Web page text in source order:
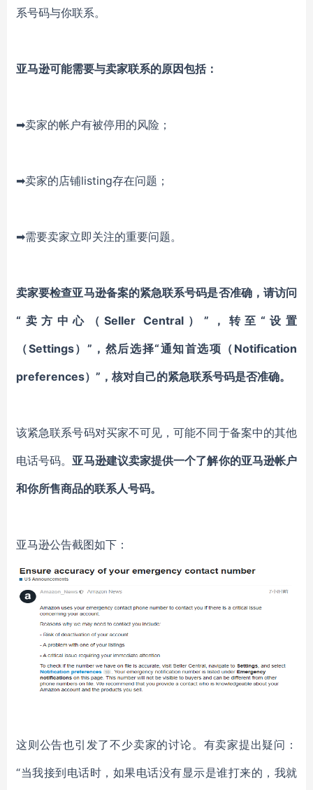
系号码与你联系。
亚马逊可能需要与卖家联系的原因包括：
➡卖家的帐户有被停用的风险；
➡卖家的店铺listing存在问题；
➡需要卖家立即关注的重要问题。
卖家要检查亚马逊备案的紧急联系号码是否准确，请访问
“卖方中心（Seller Central）”，转至“设置
（Settings）”，然后选择“通知首选项（Notification
preferences）”，核对自己的紧急联系号码是否准确。
该紧急联系号码对买家不可见，可能不同于备案中的其他
电话号码。亚马逊建议卖家提供一个了解你的亚马逊帐户
和你所售商品的联系人号码。
亚马逊公告截图如下：
这则公告也引发了不少卖家的讨论。有卖家提出疑问：
“当我接到电话时，如果电话没有显示是谁打来的，我就